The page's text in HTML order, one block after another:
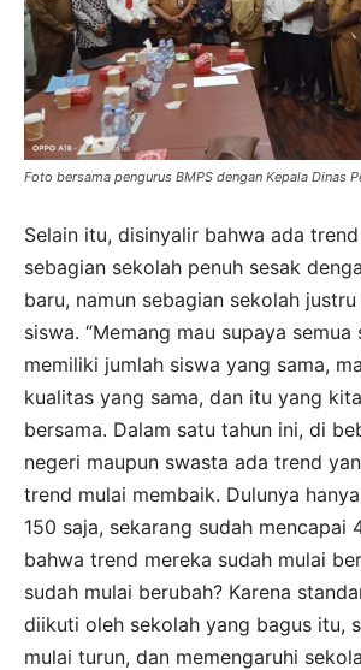
Foto bersama pengurus BMPS dengan Kepala Dinas
Selain itu, disinyalir bahwa ada
sebagian sekolah penuh sesak
baru, namun sebagian sekolah
siswa. “Memang mau supaya semua
memiliki jumlah siswa yang sama,
kualitas yang sama, dan itu yang
bersama. Dalam satu tahun ini, di
negeri maupun swasta ada trend
trend mulai membaik. Dulunya
150 saja, sekarang sudah mencapai
bahwa trend mereka sudah mulai
sudah mulai berubah? Karena
diikuti oleh sekolah yang bagus itu,
mulai turun, dan memengaruhi